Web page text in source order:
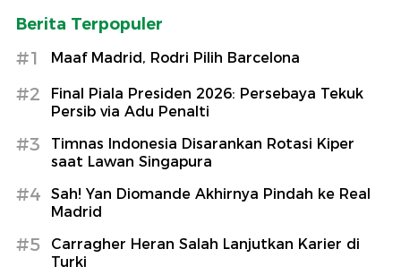
Berita Terpopuler
#1 Maaf Madrid, Rodri Pilih Barcelona
#2
Final Piala Presiden 2026: Persebaya Tekuk
Persib via Adu Penalti
#3
Timnas Indonesia Disarankan Rotasi Kiper
saat Lawan Singapura
#4
Sah! Yan Diomande Akhirnya Pindah ke Real
Madrid
#5
Carragher Heran Salah Lanjutkan Karier di
Turki